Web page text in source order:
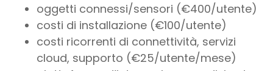
oggetti connessi/sensori (€400/utente)
costi di installazione (€100/utente)
costi ricorrenti di connettività, servizi
cloud, supporto (€25/utente/mese)